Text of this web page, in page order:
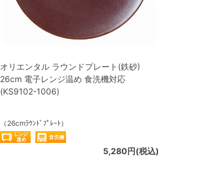
オリエンタル ラウンドプレート(鉄砂)
26cm 電子レンジ温め 食洗機対応
(KS9102-1006)
（26cmﾗｳﾝﾄﾞﾌﾟﾚｰﾄ）
5,280円(税込)